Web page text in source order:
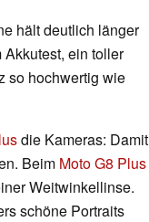
hält deutlich länger
ein toller
so hochwertig wie
die Kameras: Damit
Beim Moto G8 Plus
Weitwinkellinse.
schöne Portraits